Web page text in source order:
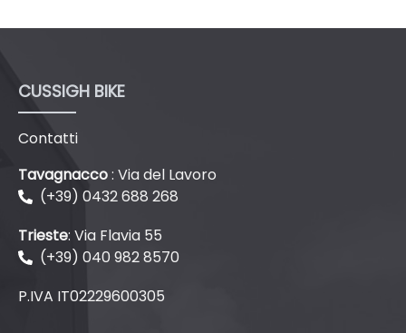
CUSSIGH BIKE
Contatti
Tavagnacco: Via del Lavoro
(+39) 0432 688 268
Trieste: Via Flavia 55
(+39) 040 982 8570
P.IVA IT02229600305